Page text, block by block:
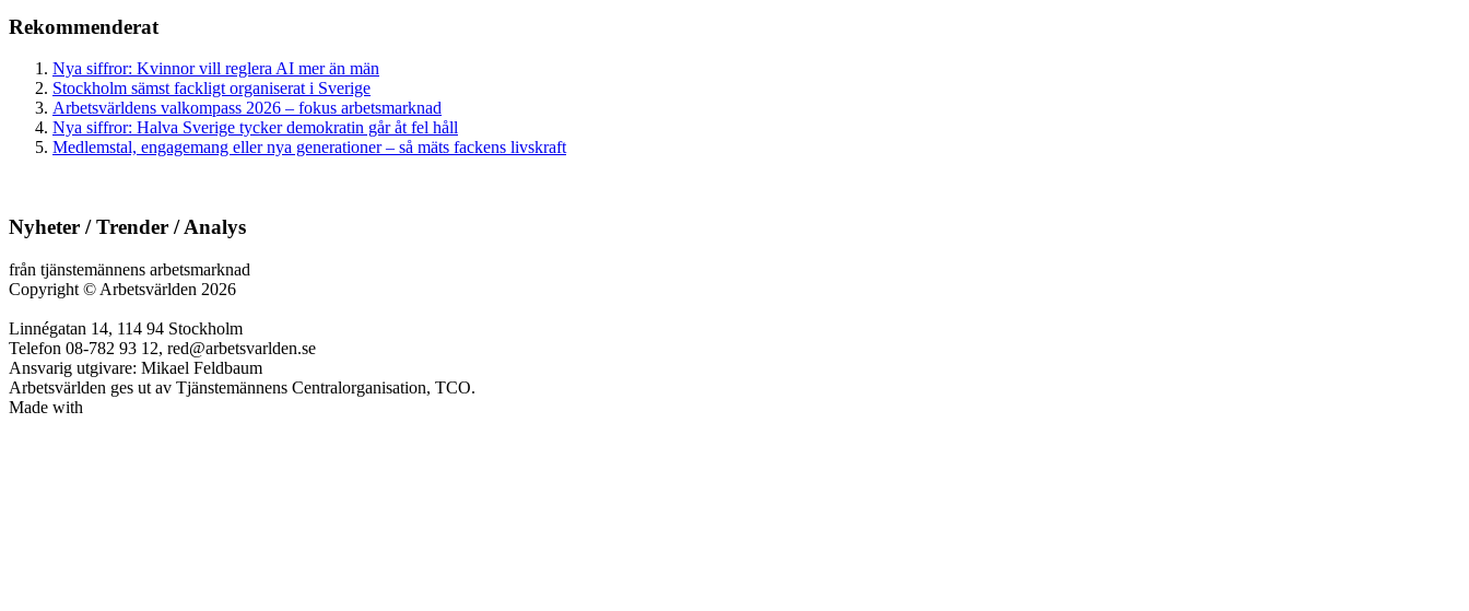
Rekommenderat
Nya siffror: Kvinnor vill reglera AI mer än män
Stockholm sämst fackligt organiserat i Sverige
Arbetsvärldens valkompass 2026 – fokus arbetsmarknad
Nya siffror: Halva Sverige tycker demokratin går åt fel håll
Medlemstal, engagemang eller nya generationer – så mäts fackens livskraft
Nyheter / Trender / Analys
från tjänstemännens arbetsmarknad
Copyright © Arbetsvärlden 2026
Linnégatan 14, 114 94 Stockholm
Telefon 08-782 93 12, red@arbetsvarlden.se
Ansvarig utgivare: Mikael Feldbaum
Arbetsvärlden ges ut av Tjänstemännens Centralorganisation, TCO.
Made with